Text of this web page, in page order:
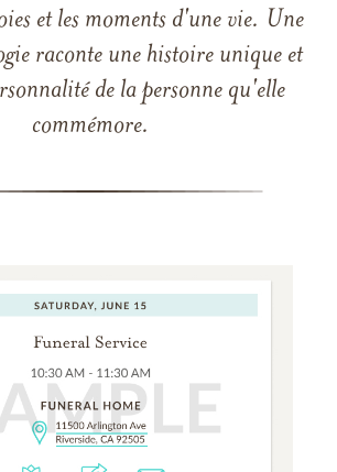
et les moments d'une vie. Une
raconte une histoire unique et
de la personne qu'elle
commémore.